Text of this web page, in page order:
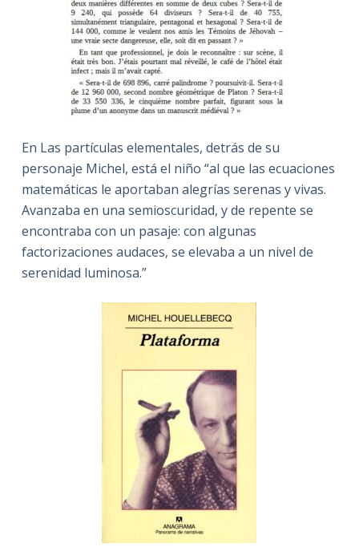
En Las partículas elementales, detrás de su
personaje Michel, está el niño “al que las ecuaciones
matemáticas le aportaban alegrías serenas y vivas.
Avanzaba en una semioscuridad, y de repente se
encontraba con un pasaje: con algunas
factorizaciones audaces, se elevaba a un nivel de
serenidad luminosa.”